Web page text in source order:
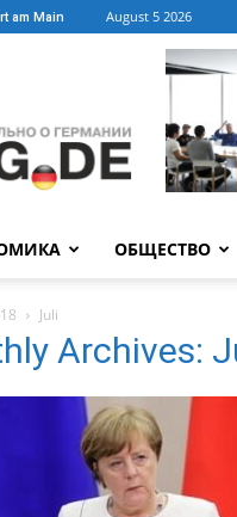
am Main August 5 2026
ОБЩЕСТВО
Juli
Archives: